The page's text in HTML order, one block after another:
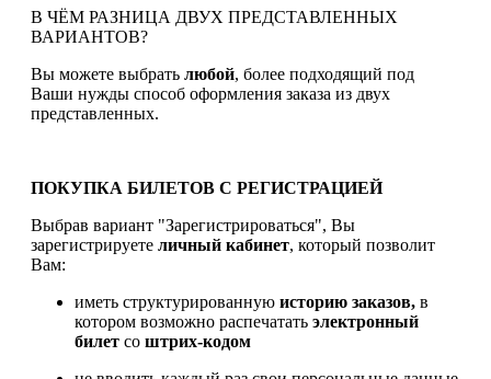
В ЧЁМ РАЗНИЦА ДВУХ ПРЕДСТАВЛЕННЫХ
ВАРИАНТОВ?
Вы можете выбрать любой, более подходящий под
Ваши нужды способ оформления заказа из двух
представленных.
ПОКУПКА БИЛЕТОВ С РЕГИСТРАЦИЕЙ
Выбрав вариант "Зарегистрироваться", Вы
зарегистрируете личный кабинет, который позволит
Вам:
иметь структурированную историю заказов, в
котором возможно распечатать электронный
билет со штрих-кодом